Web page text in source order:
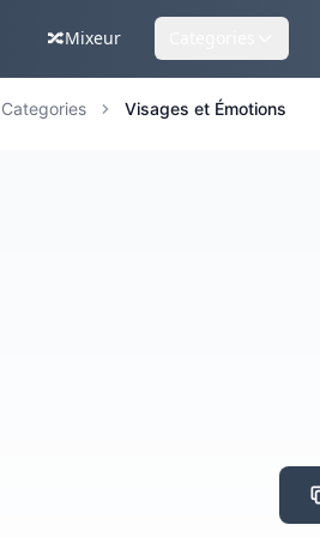
🔀Mixeur
Categories Visages et Émotions